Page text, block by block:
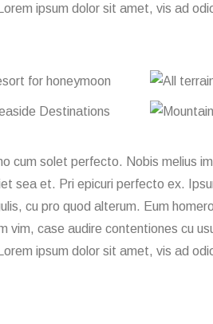
ipsum dolor sit amet, vis ad
cum solet perfecto. Nobis melius
sea et. Pri epicuri perfecto ex.
cu pro quod alterum. Eum
case audire contentiones cu
ipsum dolor sit amet, vis ad